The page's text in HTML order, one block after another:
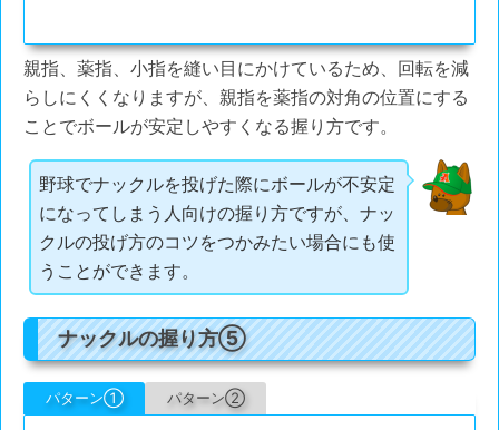
親指、薬指、小指を縫い目にかけているため、回転を減
らしにくくなりますが、親指を薬指の対角の位置にする
ことでボールが安定しやすくなる握り方です。
野球でナックルを投げた際にボールが不安定
になってしまう人向けの握り方ですが、ナッ
クルの投げ方のコツをつかみたい場合にも使
うことができます。
ナックルの握り方⑤
パターン① パターン②